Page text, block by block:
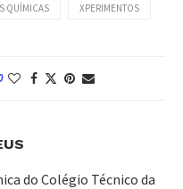
QUÍMICAS XPERIMENTOS
do Colégio Técnico da